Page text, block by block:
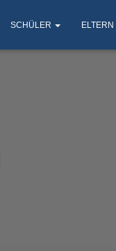
SCHÜLER ELTERN